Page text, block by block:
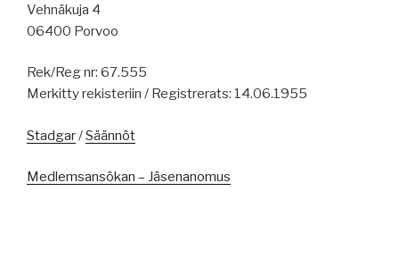
Vehnäkuja 4
06400 Porvoo
Rek/Reg nr: 67.555
Merkitty rekisteriin / Registrerats: 14.06.1955
Stadgar/Säännöt
Medlemsansökan – Jäsenanomus